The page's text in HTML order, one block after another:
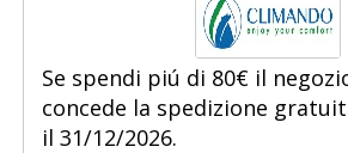
Se spendi piú di 80€ il
concede la spedizione
il 31/12/2026.